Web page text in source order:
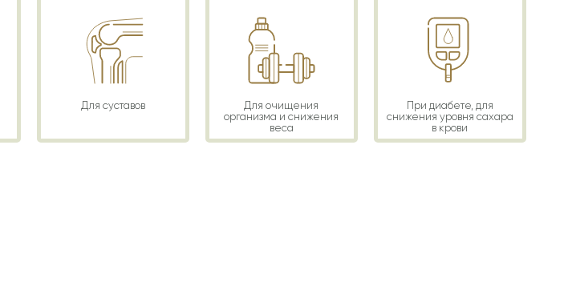
Для суставов
Для очищения
организма и снижения
веса
При диабете, для
снижения уровня сахара
в крови